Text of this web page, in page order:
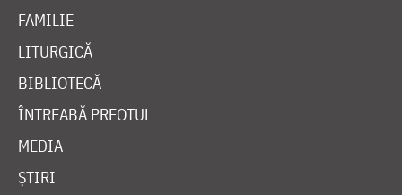
FAMILIE
LITURGICĂ
BIBLIOTECĂ
ÎNTREABĂ PREOTUL
MEDIA
ȘTIRI